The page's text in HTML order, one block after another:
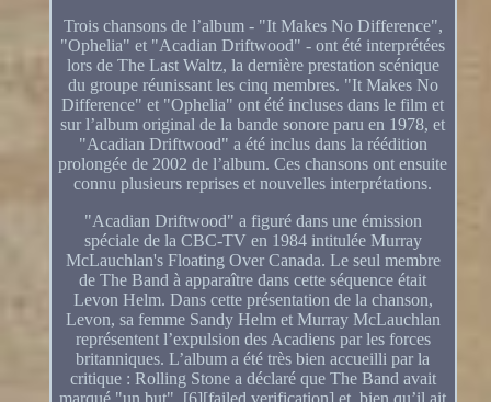
Trois chansons de l’album - "It Makes No Difference",
"Ophelia" et "Acadian Driftwood" - ont été interprétées
lors de The Last Waltz, la dernière prestation scénique
du groupe réunissant les cinq membres. "It Makes No
Difference" et "Ophelia" ont été incluses dans le film et
sur l’album original de la bande sonore paru en 1978, et
"Acadian Driftwood" a été inclus dans la réédition
prolongée de 2002 de l’album. Ces chansons ont ensuite
connu plusieurs reprises et nouvelles interprétations.
"Acadian Driftwood" a figuré dans une émission
spéciale de la CBC-TV en 1984 intitulée Murray
McLauchlan's Floating Over Canada. Le seul membre
de The Band à apparaître dans cette séquence était
Levon Helm. Dans cette présentation de la chanson,
Levon, sa femme Sandy Helm et Murray McLauchlan
représentent l’expulsion des Acadiens par les forces
britanniques. L’album a été très bien accueilli par la
critique : Rolling Stone a déclaré que The Band avait
marqué "un but", [6][failed verification] et, bien qu’il ait